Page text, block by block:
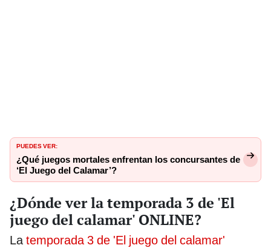
PUEDES VER:
¿Qué juegos mortales enfrentan los concursantes de
‘El Juego del Calamar’?
¿Dónde ver la temporada 3 de 'El
juego del calamar' ONLINE?
Latemporada 3 de 'El juego del calamar'